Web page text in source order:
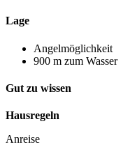
Lage
Angelmöglichkeit
900 m zum Wasser
Gut zu wissen
Hausregeln
Anreise